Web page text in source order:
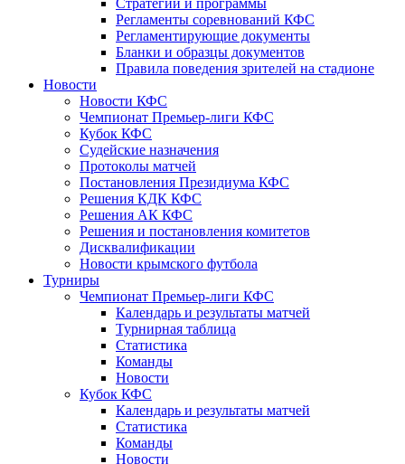
Стратегии и программы
Регламенты соревнований КФС
Регламентирующие документы
Бланки и образцы документов
Правила поведения зрителей на стадионе
Новости
Новости КФС
Чемпионат Премьер-лиги КФС
Кубок КФС
Судейские назначения
Протоколы матчей
Постановления Президиума КФС
Решения КДК КФС
Решения АК КФС
Решения и постановления комитетов
Дисквалификации
Новости крымского футбола
Турниры
Чемпионат Премьер-лиги КФС
Календарь и результаты матчей
Турнирная таблица
Статистика
Команды
Новости
Кубок КФС
Календарь и результаты матчей
Статистика
Команды
Новости